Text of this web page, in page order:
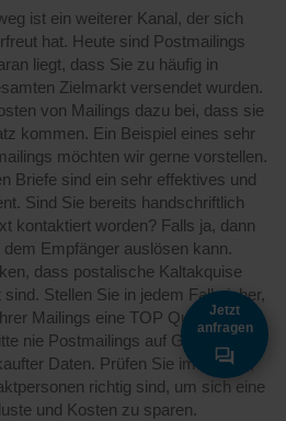
ist ein weiterer Kanal, der sich
hat. Heute sind Postmailings
liegt, dass Sie zu häufig in
Zielmarkt versendet wurden.
von Mailings dazu bei, dass sie
kommen. Ein Beispiel eines sehr
möchten wir gerne vorstellen.
Briefe sind ein sehr effektives und
Sind Sie bereits handschriftlich
kontaktiert worden? Falls ja, dann
Empfänger auslösen kann.
dass postalische Kaltakquise
Stellen Sie in jedem Fall sicher,
Mailings eine TOP Qualität
nie Postmailings auf Grundlage
Daten. Prüfen Sie im Vorfeld,
richtig sind, um sich eine
und Kosten zu sparen.
Jetzt
anfragen